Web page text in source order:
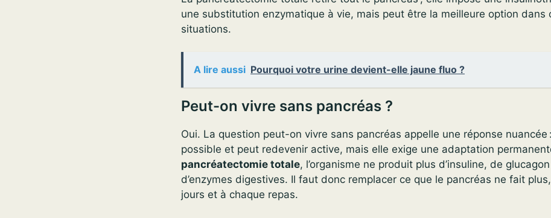
une substitution enzymatique à vie, mais peut être la meilleure option dans
situations.
A lire aussi Pourquoi votre urine devient-elle jaune fluo ?
Peut-on vivre sans pancréas ?
Oui. La question peut-on vivre sans pancréas appelle une réponse nuancée
possible et peut redevenir active, mais elle exige une adaptation
pancréatectomie totale, l’organisme ne produit plus d’insuline, de
d’enzymes digestives. Il faut donc remplacer ce que le pancréas ne fait
jours et à chaque repas.